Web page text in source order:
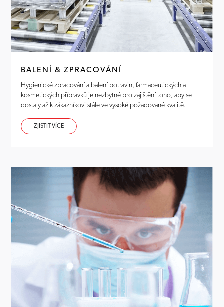
BALENÍ & ZPRACOVÁNÍ
Hygienické zpracování a balení potravin, farmaceutických a
kosmetických přípravků je nezbytné pro zajištění toho, aby se
dostaly až k zákazníkovi stále ve vysoké požadované kvalitě.
ZJISTIT VÍCE